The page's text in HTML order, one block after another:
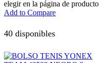
elegir en la página de producto
Add to Compare
40 disponibles